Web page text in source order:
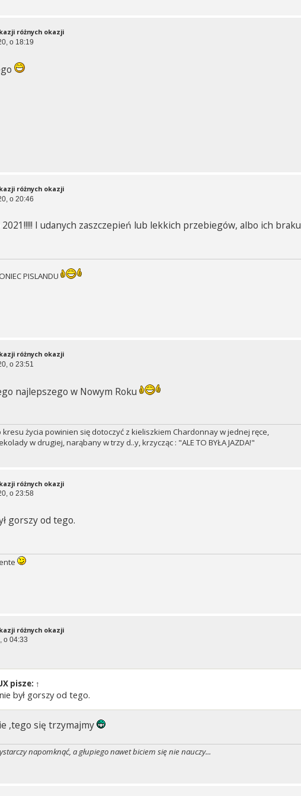
różnych okazji
o 18:19
różnych okazji
o 20:46
I udanych zaszczepień lub lekkich przebiegów, albo ich braku
PISLANDU
różnych okazji
o 23:51
najlepszego w Nowym Roku
kresu życia powinien się dotoczyć z kieliszkiem Chardonnay w jednej ręce,
w drugiej, narąbany w trzy d..y, krzycząc : "ALE TO BYŁA JAZDA!"
różnych okazji
o 23:58
gorszy od tego.
różnych okazji
o 04:33
pisze: ↑
był gorszy od tego.
,tego się trzymajmy
napomknąć, a głupiego nawet biciem się nie nauczy...